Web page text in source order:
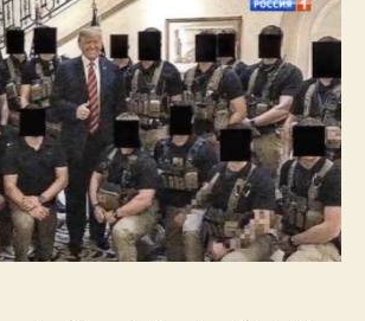
–
mikäpä
muu
kuin
öljy